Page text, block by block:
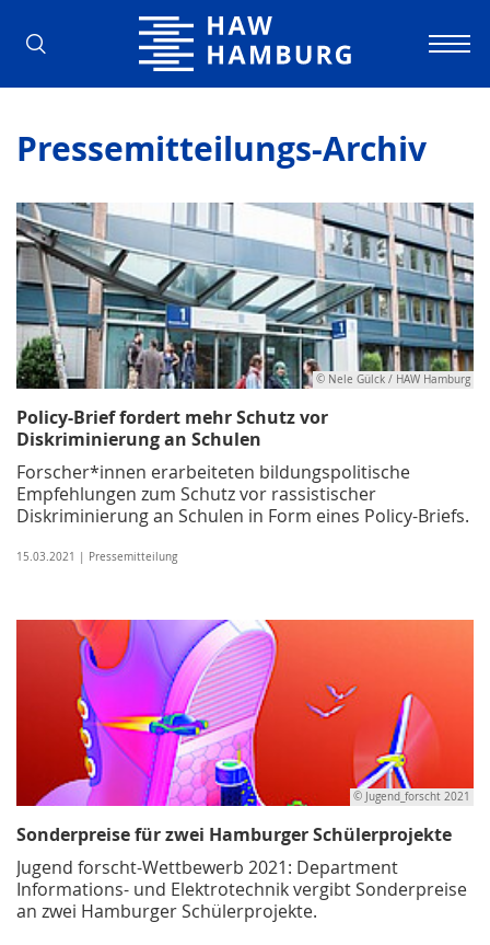
Hochschule für Angewandte
Pressemitteilungs-Archiv
© Nele Gülck / HAW Hamburg
Policy-Brief fordert mehr Schutz vor
Diskriminierung an Schulen
Forscher*innen erarbeiteten bildungspolitische
Empfehlungen zum Schutz vor rassistischer
Diskriminierung an Schulen in Form eines Policy-Briefs.
15.03.2021 | Pressemitteilung
© Jugend_forscht 2021
Sonderpreise für zwei Hamburger Schülerprojekte
Jugend forscht-Wettbewerb 2021: Department
Informations- und Elektrotechnik vergibt Sonderpreise
an zwei Hamburger Schülerprojekte.